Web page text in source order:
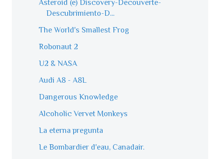
Asteroid (e) Discovery-Decouverte-
Descubrimiento-D...
The World's Smallest Frog
Robonaut 2
U2 & NASA
Audi A8 - A8L
Dangerous Knowledge
Alcoholic Vervet Monkeys
La eterna pregunta
Le Bombardier d'eau, Canadair.